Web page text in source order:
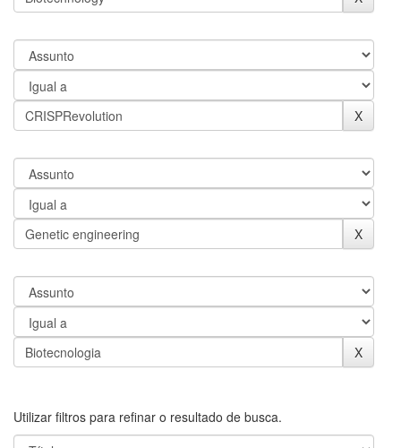
Utilizar filtros para refinar o resultado de busca.